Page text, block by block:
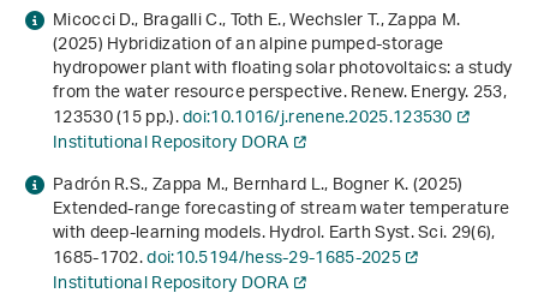
Micocci D., Bragalli C., Toth E., Wechsler T., Zappa M.
(2025) Hybridization of an alpine pumped-storage
hydropower plant with floating solar photovoltaics: a study
from the water resource perspective. Renew. Energy.253,
123530 (15 pp.).doi:10.1016/j.renene.2025.123530
Institutional Repository DORA
Padrón R.S., Zappa M., Bernhard L., Bogner K. (2025)
Extended-range forecasting of stream water temperature
with deep-learning models. Hydrol. Earth Syst. Sci.29(6),
1685-1702.doi:10.5194/hess-29-1685-2025
Institutional Repository DORA